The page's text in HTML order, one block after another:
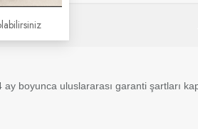
ay boyunca uluslararası garanti şartları